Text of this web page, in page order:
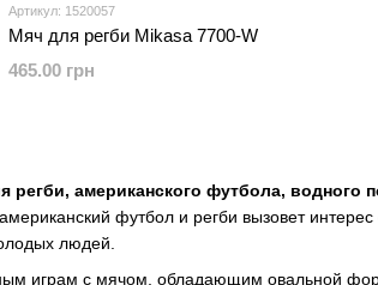
регби, американского футбола, водного
футбол и регби вызовет
людей.
играм с мячом, обладающим овальной
Артикул: 1520057
Мяч для регби Mikasa 7700-W
465.00 грн